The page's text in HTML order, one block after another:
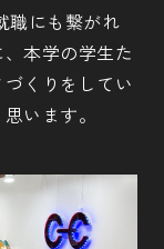
職にも繋がれ
本学の学生た
くりをしてい
います。